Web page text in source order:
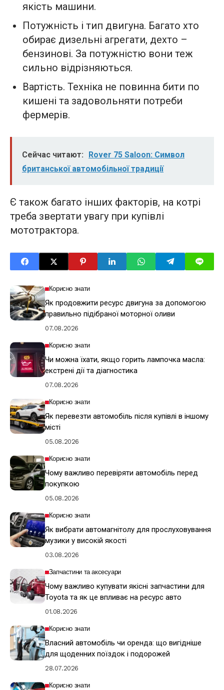
якість машини.
Потужність і тип двигуна. Багато хто
обирає дизельні агрегати, дехто –
бензинові. За потужністю вони теж
сильно відрізняються.
Вартість. Техніка не повинна бити по
кишені та задовольняти потреби
фермерів.
Сейчас читают:
Rover 75 Saloon: Символ
британської автомобільної традиції
Є також багато інших факторів, на котрі
треба звертати увагу при купівлі
мототрактора.
Корисно знати
Як продовжити ресурс двигуна за допомогою
правильно підібраної моторної оливи
07.08.2026
Корисно знати
Чи можна їхати, якщо горить лампочка масла:
екстрені дії та діагностика
07.08.2026
Корисно знати
Як перевезти автомобіль після купівлі в іншому
місті
05.08.2026
Корисно знати
Чому важливо перевіряти автомобіль перед
покупкою
05.08.2026
Корисно знати
Як вибрати автомагнітолу для прослуховування
музики у високій якості
03.08.2026
Запчастини та аксесуари
Чому важливо купувати якісні запчастини для
Toyota та як це впливає на ресурс авто
01.08.2026
Корисно знати
Власний автомобіль чи оренда: що вигідніше
для щоденних поїздок і подорожей
28.07.2026
Корисно знати